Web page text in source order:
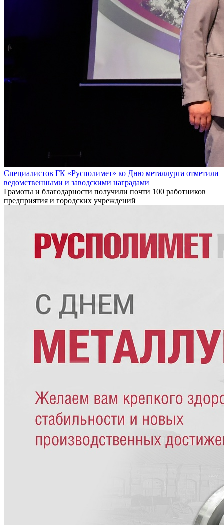
Специалистов ГК «Русполимет» ко Дню металлурга отметили
ведомственными и заводскими наградами
Грамоты и благодарности получили почти 100 работников
предприятия и городских учреждений